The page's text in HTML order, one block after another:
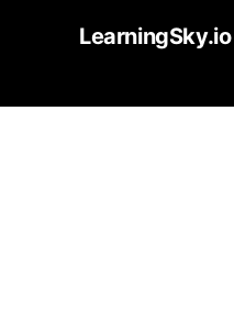
LearningSky.io